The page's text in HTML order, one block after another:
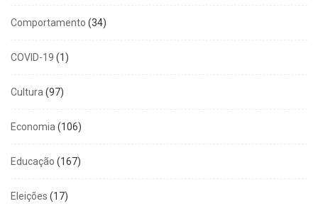
Comportamento (34)
COVID-19 (1)
Cultura (97)
Economia (106)
Educação (167)
Eleições (17)